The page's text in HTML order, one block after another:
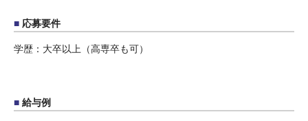
応募要件
学歴：大卒以上（高専卒も可）
給与例